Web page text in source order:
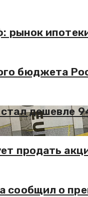
рынок
бюджета
дешевле
продать
сообщил о